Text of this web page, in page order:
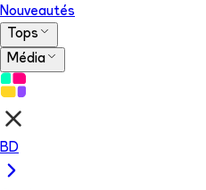
Nouveautés
Tops
Média
BD